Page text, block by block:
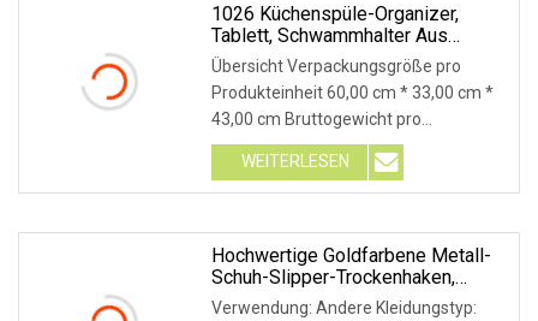
1026 Küchenspüle-Organizer,
Tablett, Schwammhalter Aus
Kunststoff, Arbeitsplatte, Obst,
Tassen, Tassen, Abtropffläche,
Abtropfgestell
Übersicht Verpackungsgröße pro
Produkteinheit 60,00 cm * 33,00 cm *
43,00 cm Bruttogewicht pro
Produkteinheit 20,000 kg 1026
Küchenspüle-Organizer, Tablett,
Schwammhalter aus Kunststoff,
Abtropffläche
WEITERLESEN
Hochwertige Goldfarbene Metall-
Schuh-Slipper-Trockenhaken,
Kleiderbügel
Verwendung: Andere Kleidungstyp: